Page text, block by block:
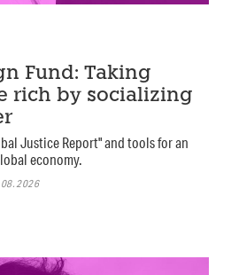
Fund: Taking
rich by socializing
Justice Report" and tools for an
economy.